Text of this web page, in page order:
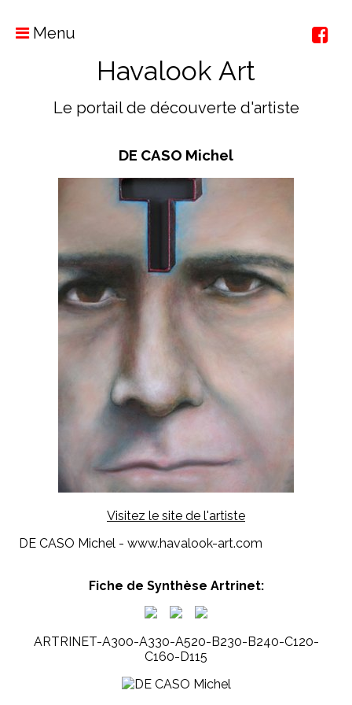
Menu
Havalook Art
Le portail de découverte d'artiste
DE CASO Michel
Visitez le site de l'artiste
DE CASO Michel - www.havalook-art.com
Fiche de Synthèse Artrinet:
ARTRINET-A300-A330-A520-B230-B240-C120-
C160-D115